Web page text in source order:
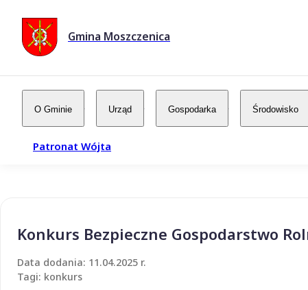
Gmina Moszczenica
O Gminie Urząd Gospodarka Środowisko
Patronat Wójta
Konkurs Bezpieczne Gospodarstwo
Data dodania: 11.04.2025 r.
Tagi: konkurs